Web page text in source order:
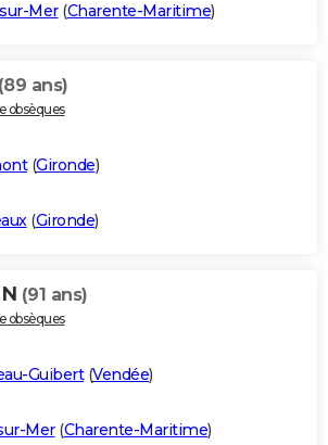
Mer(Charente-Maritime)
(89 ans)
obsèques
(Gironde)
(Gironde)
(91 ans)
obsèques
Guibert(Vendée)
Mer(Charente-Maritime)